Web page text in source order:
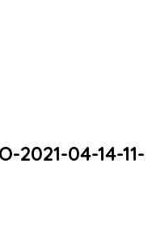
2021-04-14-11-